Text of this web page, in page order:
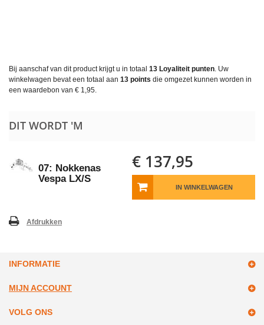
Bij aanschaf van dit product krijgt u in totaal 13 Loyaliteit punten. Uw
winkelwagen bevat een totaal aan 13 points die omgezet kunnen worden in
een waardebon van € 1,95.
DIT WORDT 'M
07: Nokkenas
Vespa LX/S
€ 137,95
IN WINKELWAGEN
Afdrukken
INFORMATIE
MIJN ACCOUNT
VOLG ONS